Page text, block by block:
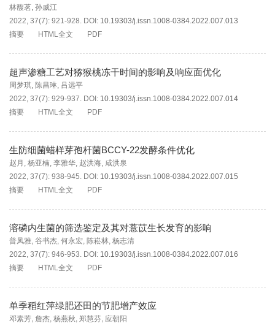
林馥茗, 孙威江
2022, 37(7): 921-928. DOI: 10.19303/j.issn.1008-0384.2022.007.013
摘要
HTML全文 PDF
超声渗糖工艺对猕猴桃冻干时间的影响及响应面优化
周梦琪, 陈昌琳, 吕远平
2022, 37(7): 929-937. DOI: 10.19303/j.issn.1008-0384.2022.007.014
摘要
HTML全文 PDF
生防细菌蜡样芽孢杆菌BCCY-22发酵条件优化
赵月 , 杨亚楠, 李雅华, 赵洪海, 咸洪泉
2022, 37(7): 938-945. DOI: 10.19303/j.issn.1008-0384.2022.007.015
摘要
HTML全文 PDF
溶磷内生菌的筛选鉴定及其对薏苡生长发育的影响
普凤雅, 谷书杰, 何永宏, 陈崧林, 杨志清
2022, 37(7): 946-953. DOI: 10.19303/j.issn.1008-0384.2022.007.016
摘要
HTML全文 PDF
单季稻红萍绿肥还田的节肥增产效应
邓素芳, 詹杰, 杨燕秋, 郑慧芬, 应朝阳